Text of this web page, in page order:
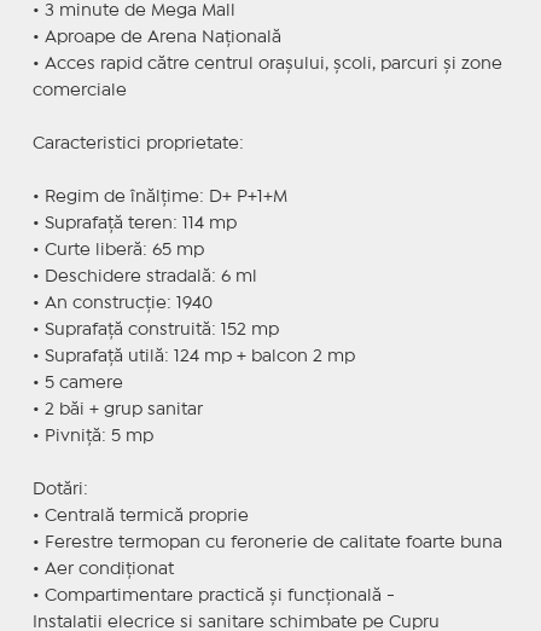
• 3 minute de Mega Mall
• Aproape de Arena Națională
• Acces rapid către centrul orașului, școli, parcuri și zone
comerciale
Caracteristici proprietate:
• Regim de înălțime: D+ P+1+M
• Suprafață teren: 114 mp
• Curte liberă: 65 mp
• Deschidere stradală: 6 ml
• An construcție: 1940
• Suprafață construită: 152 mp
• Suprafață utilă: 124 mp + balcon 2 mp
• 5 camere
• 2 băi + grup sanitar
• Pivniță: 5 mp
Dotări:
• Centrală termică proprie
• Ferestre termopan cu feronerie de calitate foarte buna
• Aer condiționat
• Compartimentare practică și funcțională -
Instalatii elecrice si sanitare schimbate pe Cupru